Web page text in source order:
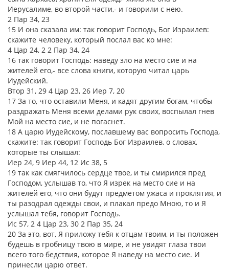
Иерусалиме, во второй части,- и говорили с нею.
2 Пар 34, 23
15 И она сказала им: так говорит Господь, Бог Израилев:
скажите человеку, который послал вас ко мне:
4 Цар 24, 2 2 Пар 34, 24
16 так говорит Господь: наведу зло на место сие и на
жителей его,- все слова книги, которую читал царь
Иудейский.
Втор 31, 29 4 Цар 23, 26 Иер 7, 20
17 За то, что оставили Меня, и кадят другим богам, чтобы
раздражать Меня всеми делами рук своих, воспылал гнев
Мой на место сие, и не погаснет.
18 А царю Иудейскому, пославшему вас вопросить Господа,
скажите: так говорит Господь Бог Израилев, о словах,
которые ты слышал:
Иер 24, 9 Иер 44, 12 Ис 38, 5
19 так как смягчилось сердце твое, и ты смирился пред
Господом, услышав то, что Я изрек на место сие и на
жителей его, что они будут предметом ужаса и проклятия, и
ты разодрал одежды свои, и плакал предо Мною, то и Я
услышал тебя, говорит Господь.
Ис 57, 2 4 Цар 23, 30 2 Пар 35, 24
20 За это, вот, Я приложу тебя к отцам твоим, и ты положен
будешь в гробницу твою в мире, и не увидят глаза твои
всего того бедствия, которое Я наведу на место сие. И
принесли царю ответ.